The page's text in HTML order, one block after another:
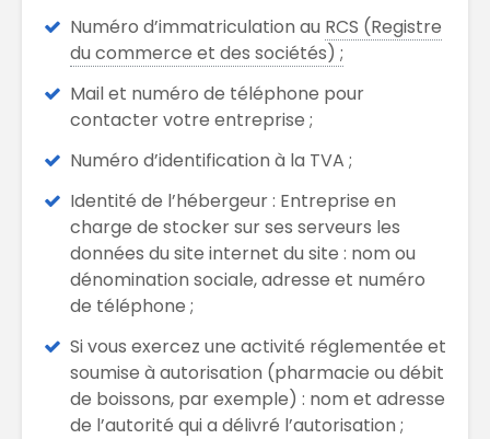
Numéro d’immatriculation au RCS (Registre
du commerce et des sociétés) ;
Mail et numéro de téléphone pour
contacter votre entreprise ;
Numéro d’identification à la TVA ;
Identité de l’hébergeur: Entreprise en
charge de stocker sur ses serveurs les
données du site internet du site : nom ou
dénomination sociale, adresse et numéro
de téléphone ;
Si vous exercez une activité réglementée et
soumise à autorisation (pharmacie ou débit
de boissons, par exemple) : nom et adresse
de l’autorité qui a délivré l’autorisation ;